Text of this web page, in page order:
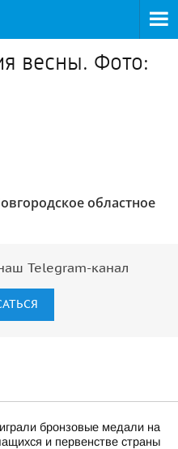
весны. Фото:
областное
Telegram-канал
бронзовые медали на
и первенстве страны